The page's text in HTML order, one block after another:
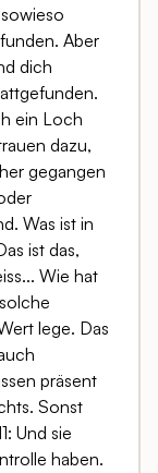
Aber
dich
ein Loch
dazu,
gegangen
Was ist in
ist das,
Wie hat
lege. Das
präsent
Sonst
Und sie
haben.